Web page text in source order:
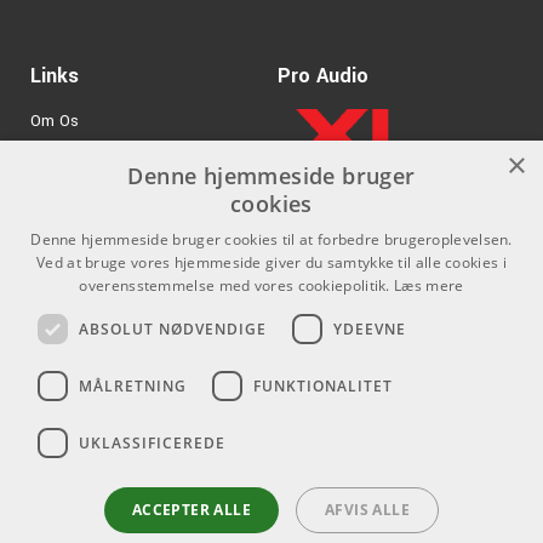
Links
Om Os
GDPR & Cookies
Pro Audio
.
Kontakt
Som privatperson kan du ikke
købe på denne hjemmeside, alt
forhandlere.
info@emnordic.dk
Sociale medier
×
Denne hjemmeside bruger
cookies
Denne hjemmeside bruger cookies til at forbedre brugeroplevelsen.
Ved at bruge vores hjemmeside giver du samtykke til alle cookies i
overensstemmelse med vores cookiepolitik. Læs mere
ABSOLUT NØDVENDIGE YDEEVNE
MÅLRETNING FUNKTIONALITET
UKLASSIFICEREDE
ACCEPTER ALLE AFVIS ALLE